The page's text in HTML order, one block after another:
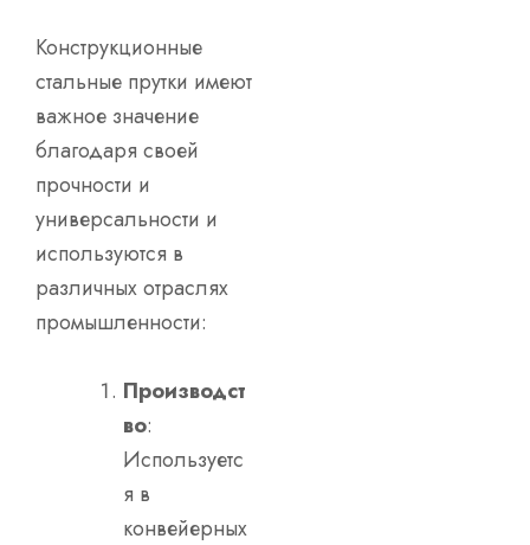
Конструкционные
стальные прутки имеют
важное значение
благодаря своей
прочности и
универсальности и
используются в
различных отраслях
промышленности:
Производст
во:
Используетс
я в
конвейерных